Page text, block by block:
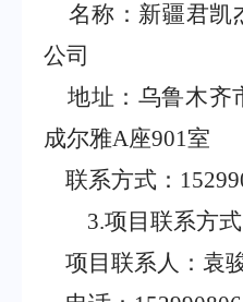
名称：新疆君凯
公司
地址：乌鲁木齐
成尔雅A座901室
联系方式：
3.项目联系方式
项目联系人：袁